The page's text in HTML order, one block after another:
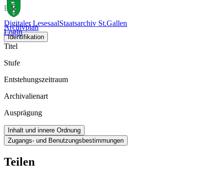
Digitaler LesesaalStaatsarchiv St.Gallen
Login
Bild
Archivplan
Identifikation
Titel
Stufe
Entstehungszeitraum
Archivalienart
Ausprägung
Inhalt und innere Ordnung
Zugangs- und Benutzungsbestimmungen
Teilen